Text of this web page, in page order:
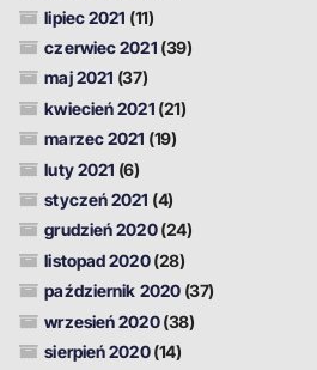
lipiec 2021 (11)
czerwiec 2021 (39)
maj 2021 (37)
kwiecień 2021 (21)
marzec 2021 (19)
luty 2021 (6)
styczeń 2021 (4)
grudzień 2020(24)
listopad 2020(28)
październik 2020(37)
wrzesień 2020(38)
sierpień 2020(14)